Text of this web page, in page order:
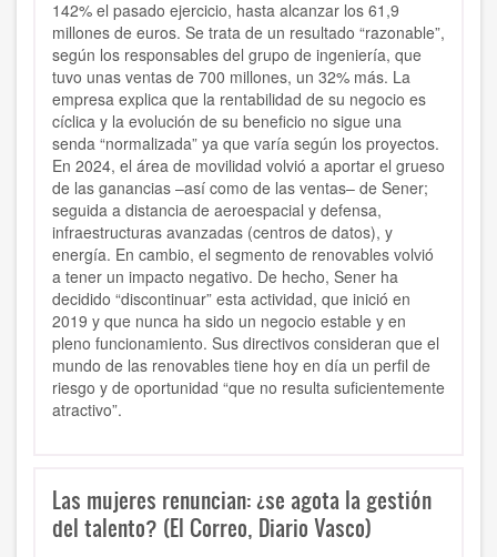
142% el pasado ejercicio, hasta alcanzar los 61,9
millones de euros. Se trata de un resultado “razonable”,
según los responsables del grupo de ingeniería, que
tuvo unas ventas de 700 millones, un 32% más. La
empresa explica que la rentabilidad de su negocio es
cíclica y la evolución de su beneficio no sigue una
senda “normalizada” ya que varía según los proyectos.
En 2024, el área de movilidad volvió a aportar el grueso
de las ganancias –así como de las ventas– de Sener;
seguida a distancia de aeroespacial y defensa,
infraestructuras avanzadas (centros de datos), y
energía. En cambio, el segmento de renovables volvió
a tener un impacto negativo. De hecho, Sener ha
decidido “discontinuar” esta actividad, que inició en
2019 y que nunca ha sido un negocio estable y en
pleno funcionamiento. Sus directivos consideran que el
mundo de las renovables tiene hoy en día un perfil de
riesgo y de oportunidad “que no resulta suficientemente
atractivo”.
Las mujeres renuncian: ¿se agota la gestión
del talento? (El Correo, Diario Vasco)